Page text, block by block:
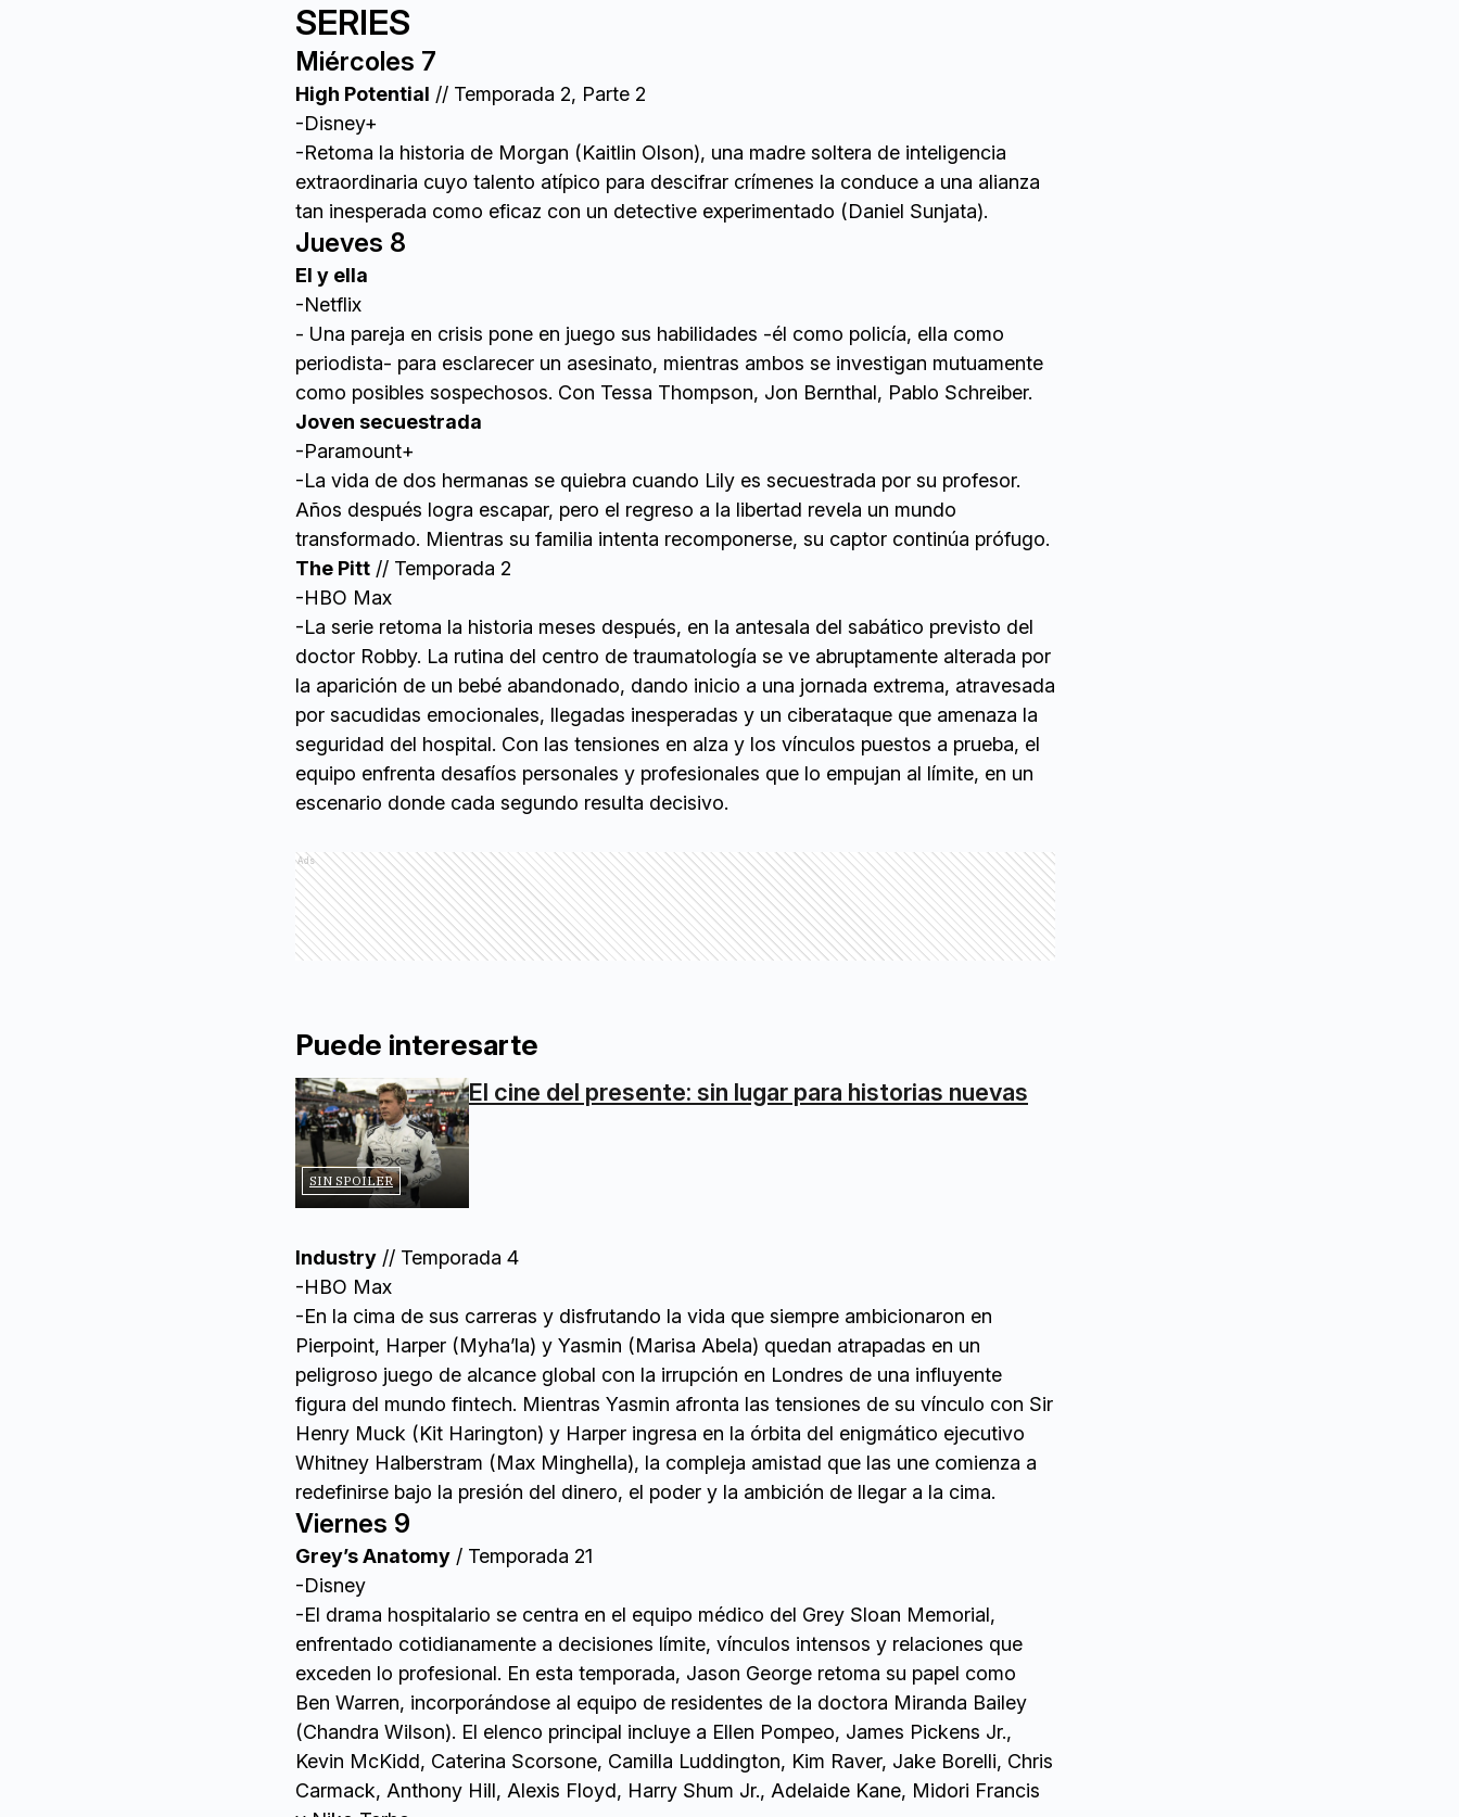
SERIES
Miércoles 7
High Potential // Temporada 2, Parte 2
-Disney+
-Retoma la historia de Morgan (Kaitlin Olson), una madre soltera de inteligencia
extraordinaria cuyo talento atípico para descifrar crímenes la conduce a una alianza
tan inesperada como eficaz con un detective experimentado (Daniel Sunjata).
Jueves 8
El y ella
-Netflix
- Una pareja en crisis pone en juego sus habilidades -él como policía, ella como
periodista- para esclarecer un asesinato, mientras ambos se investigan mutuamente
como posibles sospechosos. Con Tessa Thompson, Jon Bernthal, Pablo Schreiber.
Joven secuestrada
-Paramount+
-La vida de dos hermanas se quiebra cuando Lily es secuestrada por su profesor.
Años después logra escapar, pero el regreso a la libertad revela un mundo
transformado. Mientras su familia intenta recomponerse, su captor continúa prófugo.
The Pitt // Temporada 2
-HBO Max
-La serie retoma la historia meses después, en la antesala del sabático previsto del
doctor Robby. La rutina del centro de traumatología se ve abruptamente alterada por
la aparición de un bebé abandonado, dando inicio a una jornada extrema, atravesada
por sacudidas emocionales, llegadas inesperadas y un ciberataque que amenaza la
seguridad del hospital. Con las tensiones en alza y los vínculos puestos a prueba, el
equipo enfrenta desafíos personales y profesionales que lo empujan al límite, en un
escenario donde cada segundo resulta decisivo.
Ads
Puede interesarte
SIN SPOILER
El cine del presente: sin lugar para historias nuevas
Industry // Temporada 4
-HBO Max
-En la cima de sus carreras y disfrutando la vida que siempre ambicionaron en
Pierpoint, Harper (Myha’la) y Yasmin (Marisa Abela) quedan atrapadas en un
peligroso juego de alcance global con la irrupción en Londres de una influyente
figura del mundo fintech. Mientras Yasmin afronta las tensiones de su vínculo con Sir
Henry Muck (Kit Harington) y Harper ingresa en la órbita del enigmático ejecutivo
Whitney Halberstram (Max Minghella), la compleja amistad que las une comienza a
redefinirse bajo la presión del dinero, el poder y la ambición de llegar a la cima.
Viernes 9
Grey’s Anatomy / Temporada 21
-Disney
-El drama hospitalario se centra en el equipo médico del Grey Sloan Memorial,
enfrentado cotidianamente a decisiones límite, vínculos intensos y relaciones que
exceden lo profesional. En esta temporada, Jason George retoma su papel como
Ben Warren, incorporándose al equipo de residentes de la doctora Miranda Bailey
(Chandra Wilson). El elenco principal incluye a Ellen Pompeo, James Pickens Jr.,
Kevin McKidd, Caterina Scorsone, Camilla Luddington, Kim Raver, Jake Borelli, Chris
Carmack, Anthony Hill, Alexis Floyd, Harry Shum Jr., Adelaide Kane, Midori Francis